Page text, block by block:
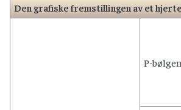
Den grafiske fremstillingen av et
P-bølgen